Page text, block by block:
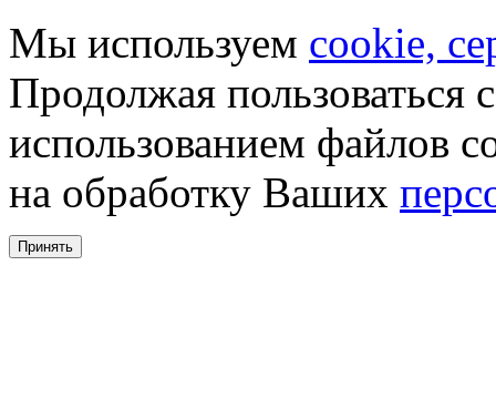
Мы используем cookie,
Продолжая пользоваться
использованием файлов
на обработку Ваших
Принять